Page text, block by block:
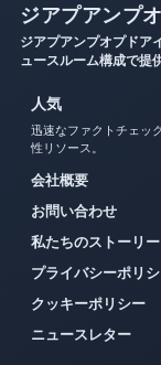
ジアプアンプ
ジアプアンプオプドア
ュースルーム構成で提
人気
迅速なファクトチェッ
性リソース。
会社概要
お問い合わせ
私たちのストーリー
プライバシーポリ
クッキーポリシー
ニュースレター